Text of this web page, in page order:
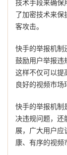
技术手段来确保
了加密技术来保
客攻击。
快手的举报机制
鼓励用户举报违
这样不仅可以提
良好的视频市场
快手的举报机制
决违规问题，还
展，广大用户应
康、有序的视频